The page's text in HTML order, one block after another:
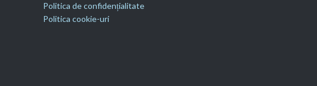
Politica de confidențialitate
Politica cookie-uri